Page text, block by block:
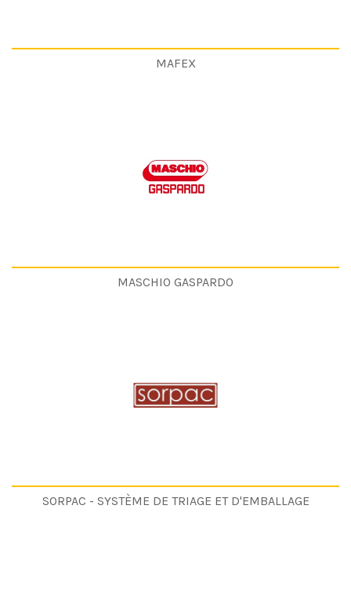
MAFEX
MASCHIO GASPARDO
SORPAC - SYSTÈME DE TRIAGE ET D'EMBALLAGE